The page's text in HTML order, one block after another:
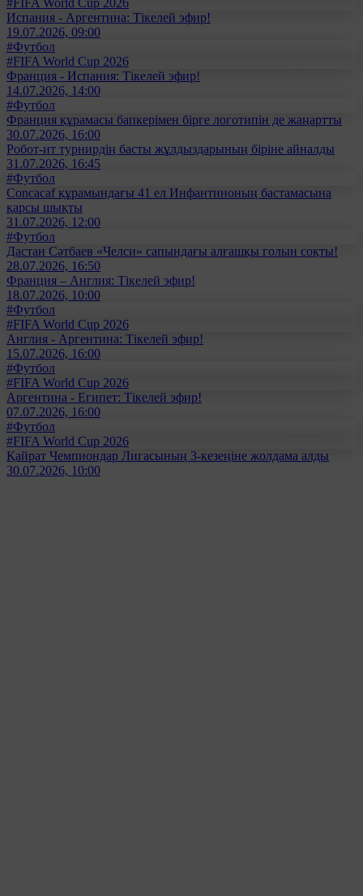
Испания - Аргентина: Тікелей эфир!
19.07.2026, 09:00
#Футбол
#FIFA World Cup 2026
Франция - Испания: Тікелей эфир!
14.07.2026, 14:00
#Футбол
Франция құрамасы бапкерімен бірге логотипін де жаңартты
30.07.2026, 16:00
Робот-ит турнирдің басты жұлдыздарының біріне айналды
31.07.2026, 16:45
#Футбол
Concacaf құрамындағы 41 ел Инфантиноның бастамасына
қарсы шықты
31.07.2026, 12:00
#Футбол
Дастан Сәтбаев «Челси» сапындағы алғашқы голын соқты!
28.07.2026, 16:50
Франция – Англия: Тікелей эфир!
18.07.2026, 10:00
#Футбол
#FIFA World Cup 2026
Англия - Аргентина: Тікелей эфир!
15.07.2026, 16:00
#Футбол
#FIFA World Cup 2026
Аргентина - Египет: Тікелей эфир!
07.07.2026, 16:00
#Футбол
#FIFA World Cup 2026
Қайрат Чемпиондар Лигасының 3-кезеңіне жолдама алды
30.07.2026, 10:00